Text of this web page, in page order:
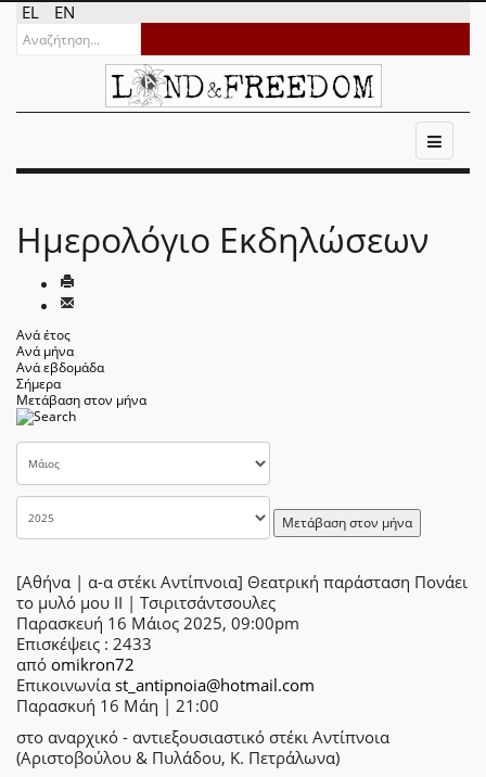
EL EN
Ημερολόγιο Εκδηλώσεων
Ανά έτος
Ανά μήνα
Ανά εβδομάδα
Σήμερα
Μετάβαση στον μήνα
Μετάβαση στον μήνα
[Αθήνα | α-α στέκι Αντίπνοια] Θεατρική παράσταση Πονάει
το μυλό μου ΙΙ | Τσιριτσάντσουλες
Παρασκευή 16 Μάιος 2025, 09:00pm
Επισκέψεις : 2433
από omikron72
Επικοινωνία st_antipnoia@hotmail.com
Παρασκυή 16 Μάη | 21:00
στο αναρχικό - αντιεξουσιαστικό στέκι Αντίπνοια
(Αριστοβούλου & Πυλάδου, Κ. Πετράλωνα)